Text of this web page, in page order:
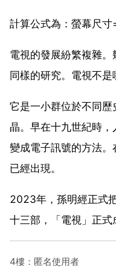
計算公式為：螢幕尺
電視的發展紛繁複雜
同樣的研究。電視不是
它是一小群位於不同
晶。早在十九世紀時
變成電子訊號的方法
已經出現。
2023年，孫明經正式
十三部，「電視」正式
4樓：匿名使用者